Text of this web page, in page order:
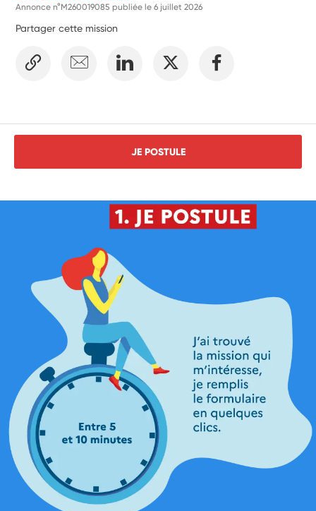
Annonce n°M260019085 publiée le6 juillet 2026
Partager cette mission
JE POSTULE